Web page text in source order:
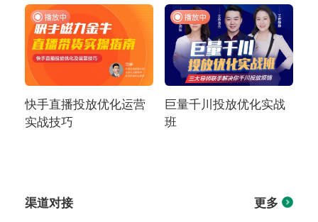
快手直播投放优化运营
实战技巧
巨量千川投放优化实战
班
渠道对接 更多